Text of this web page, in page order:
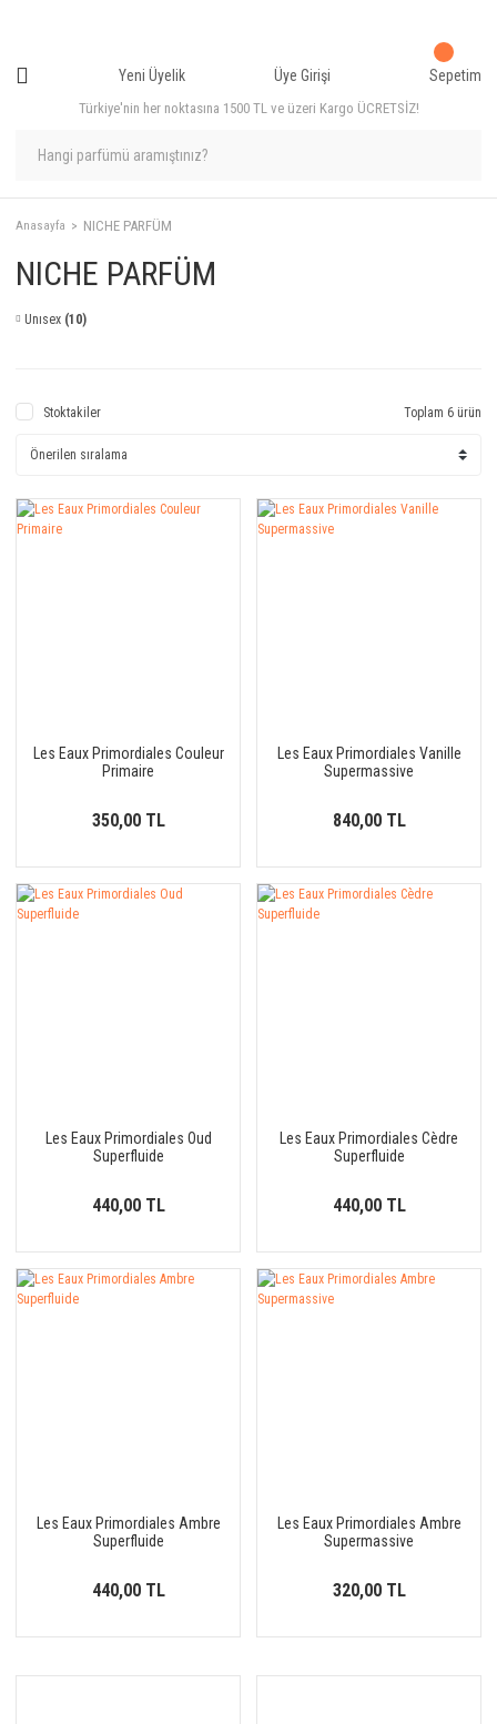
Türkiye'nin her noktasına 1500 TL ve üzeri Kargo ÜCRETSİZ!
Yeni Üyelik Üye Girişi Sepetim
Anasayfa NICHE PARFÜM
NICHE PARFÜM
Unısex (10)
Stoktakiler Toplam 6 ürün
Les Eaux Primordiales Couleur
Primaire
350,00 TL
Les Eaux Primordiales Vanille
Supermassive
840,00 TL
Les Eaux Primordiales Oud
Superfluide
440,00 TL
Les Eaux Primordiales Cèdre
Superfluide
440,00 TL
Les Eaux Primordiales Ambre
Superfluide
440,00 TL
Les Eaux Primordiales Ambre
Supermassive
320,00 TL